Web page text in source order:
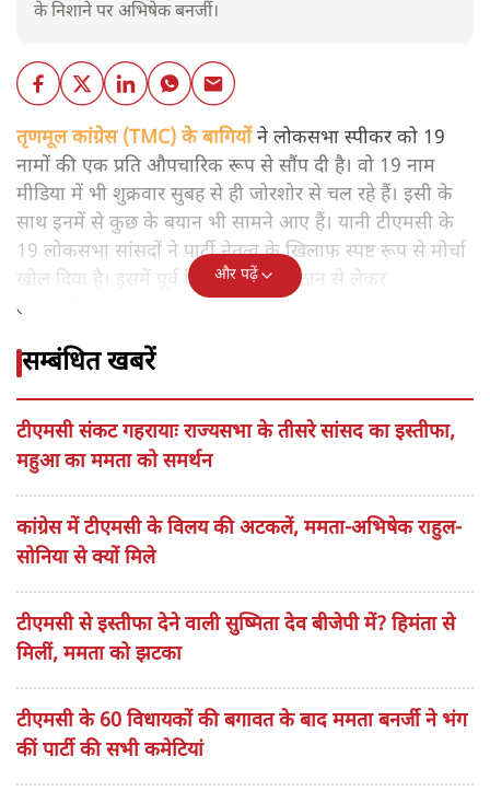
के निशाने पर अभिषेक बनर्जी।
तृणमूल कांग्रेस (TMC) के बागियोंने लोकसभा स्पीकर को 19
नामों की एक प्रति औपचारिक रूप से सौंप दी है। वो 19 नाम
मीडिया में भी शुक्रवार सुबह से ही जोरशोर से चल रहे हैं। इसी के
साथ इनमें से कुछ के बयान भी सामने आए हैं। यानी टीएमसी के
19 लोकसभा सांसदों ने पार्टी नेतृत्व के खिलाफ स्पष्ट रूप से मोर्चा
खोल दिया है। इसमें पूर्व क्रिकेटर यूसुफ पठान से लेकर
लोकगायिका सयोनी घोष तक के नाम हैं।
और पढ़ें
सम्बंधित खबरें
टीएमसी संकट गहरायाः राज्यसभा के तीसरे सांसद का इस्तीफा,
महुआ का ममता को समर्थन
कांग्रेस में टीएमसी के विलय की अटकलें, ममता-अभिषेक राहुल-
सोनिया से क्यों मिले
टीएमसी से इस्तीफा देने वाली सुष्मिता देव बीजेपी में? हिमंता से
मिलीं, ममता को झटका
टीएमसी के 60 विधायकों की बगावत के बाद ममता बनर्जी ने भंग
कीं पार्टी की सभी कमेटियां